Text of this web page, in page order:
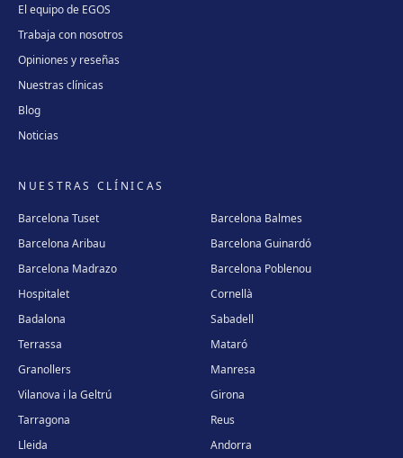
El equipo de EGOS
Trabaja con nosotros
Opiniones y reseñas
Nuestras clínicas
Blog
Noticias
NUESTRAS CLÍNICAS
Barcelona Tuset
Barcelona Balmes
Barcelona Aribau
Barcelona Guinardó
Barcelona Madrazo
Barcelona Poblenou
Hospitalet
Cornellà
Badalona
Sabadell
Terrassa
Mataró
Granollers
Manresa
Vilanova i la Geltrú
Girona
Tarragona
Reus
Lleida
Andorra